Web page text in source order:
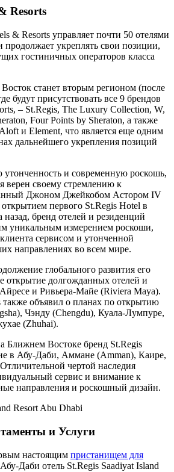
Resorts
& Resorts управляет почти 50 отелями
укреплять свои позиции,
гостиничных операторов класса
станет вторым регионом (после
будут присутствовать все 9 брендов
– St.Regis, The Luxury Collection, W,
Four Points by Sheraton, а также
и Element, что является еще одним
дальнейшего укрепления позиций
утонченность и современную роскошь,
верен своему стремлению к
Джоном Джейкобом Астором IV
первого St.Regis Hotel в
бренд отелей и резиденций
уникальным измерением роскоши,
сервисом и утонченной
направлениях во всем мире.
глобального развития его
открытие долгожданных отелей и
и Ривьера-Майе (Riviera Maya).
объявил о планах по открытию
Чэнду (Chengdu), Куала-Лумпуре,
(Zhuhai).
Ближнем Востоке бренд St.Regis
в Абу-Даби, Аммане (Amman), Каире,
чертой наследия
сервис и внимание к
направления и роскошный дизайн.
и Услуги
настоящим пристанищем для
Даби отель St.Regis Saadiyat Island